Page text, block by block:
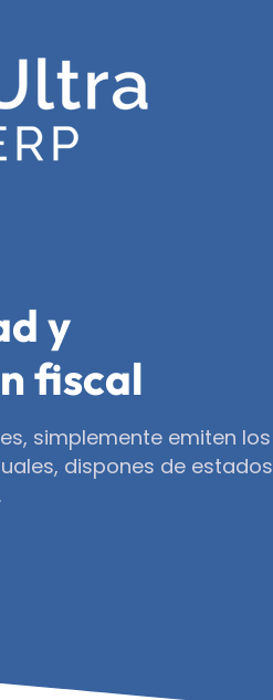
y
fiscal
simplemente emiten los
dispones de estados